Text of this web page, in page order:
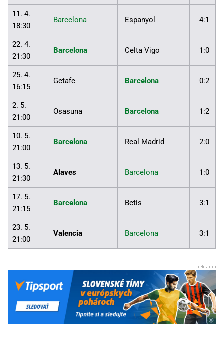
11. 4.
18:30
Barcelona Espanyol 4:1
22. 4.
21:30
Barcelona Celta Vigo 1:0
25. 4.
16:15
Getafe Barcelona 0:2
2. 5.
21:00
Osasuna Barcelona 1:2
10. 5.
21:00
Barcelona Real Madrid 2:0
13. 5.
21:30
Alaves Barcelona 1:0
17. 5.
21:15
Barcelona Betis 3:1
23. 5.
21:00
Valencia Barcelona 3:1